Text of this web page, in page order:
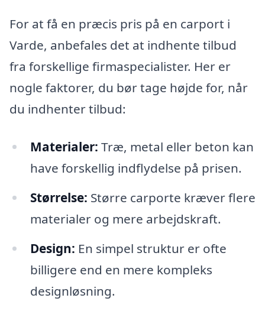
For at få en præcis pris på en carport i
Varde, anbefales det at indhente tilbud
fra forskellige firmaspecialister. Her er
nogle faktorer, du bør tage højde for, når
du indhenter tilbud:
Materialer: Træ, metal eller beton kan
have forskellig indflydelse på prisen.
Størrelse: Større carporte kræver flere
materialer og mere arbejdskraft.
Design: En simpel struktur er ofte
billigere end en mere kompleks
designløsning.